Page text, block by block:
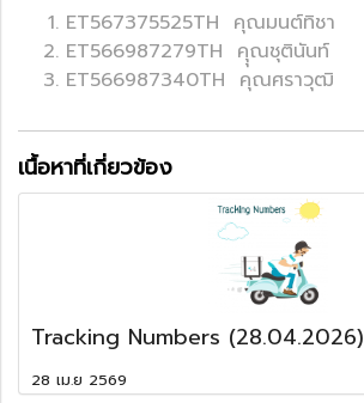
ET567375525TH คุณมนต์ทิชา
ET566987279TH คุุณชุตินันท์
ET566987340TH คุณศราวุฒิ
เนื้อหาที่เกี่ยวข้อง
Tracking Numbers (28.04.2026)
28 เม.ย 2569